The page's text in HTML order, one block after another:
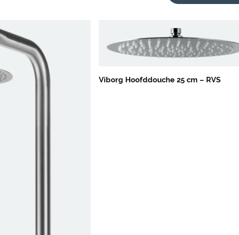
Viborg Hoofddouche 25 cm – RVS